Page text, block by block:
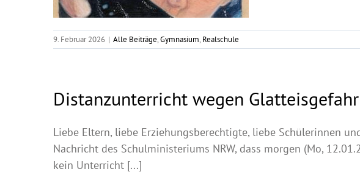
9. Februar 2026 | Alle Beiträge,Gymnasium, Realschule
Distanzunterricht wegen
Liebe Eltern, liebe Erziehungsberechtigte, liebe Schülerinnen
Nachricht des Schulministeriums NRW, dass morgen (Mo,
kein Unterricht [...]